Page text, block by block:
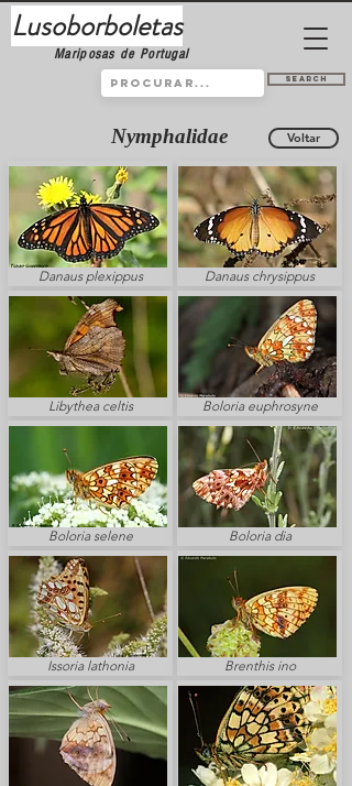
Lusoborboletas
Mariposas de Portugal
Search
Nymphalidae Voltar
Danaus plexippus
Libythea celtis
Boloria selene
Issoria lathonia
Danaus chrysippus
Boloria euphrosyne
Boloria dia
Brenthis ino